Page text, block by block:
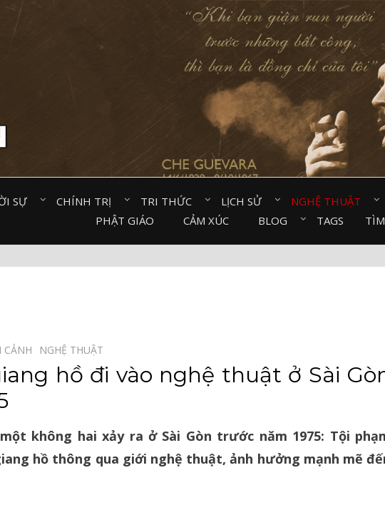
SỰ⠀ CHÍNH TRỊ⠀ TRI THỨC⠀ LỊCH SỬ⠀ NGHỆ THUẬT⠀
PHẬT GIÁO⠀
CẢM XÚC⠀ BLOG⠀ TAGS
NGHỆ THUẬT⠀
hồ đi vào nghệ thuật ở Sài
không hai xảy ra ở Sài Gòn trước năm 1975: Tội
hồ thông qua giới nghệ thuật, ảnh hưởng mạnh mẽ